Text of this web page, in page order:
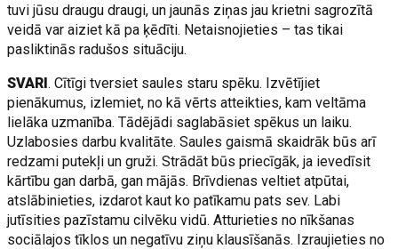
tuvi jūsu draugu draugi, un jaunās ziņas jau krietni sagrozītā
veidā var aiziet kā pa ķēdīti. Netaisnojieties – tas tikai
pasliktinās radušos situāciju.
SVARI. Cītīgi tversiet saules staru spēku. Izvētījiet
pienākumus, izlemiet, no kā vērts atteikties, kam veltāma
lielāka uzmanība. Tādējādi saglabāsiet spēkus un laiku.
Uzlabosies darbu kvalitāte. Saules gaismā skaidrāk būs arī
redzami putekļi un gruži. Strādāt būs priecīgāk, ja ievedīsit
kārtību gan darbā, gan mājās. Brīvdienas veltiet atpūtai,
atslābinieties, izdarot kaut ko patīkamu pats sev. Labi
jutīsities pazīstamu cilvēku vidū. Atturieties no nīkšanas
sociālajos tīklos un negatīvu ziņu klausīšanās. Izraujieties no